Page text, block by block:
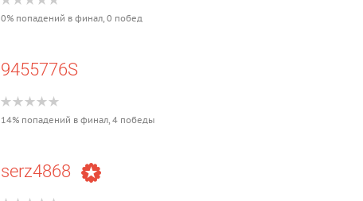
0% попадений в финал, 0 побед
9455776S
14% попадений в финал, 4 победы
serz4868